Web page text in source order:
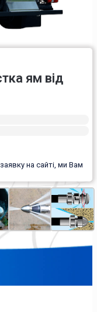
ям від
на сайті, ми Вам